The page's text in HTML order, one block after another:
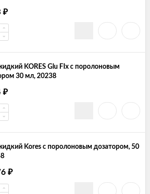
₽
KORES Glu FIx с поролоновым
30 мл, 20238
₽
Kores с поролоновым дозатором, 50
₽